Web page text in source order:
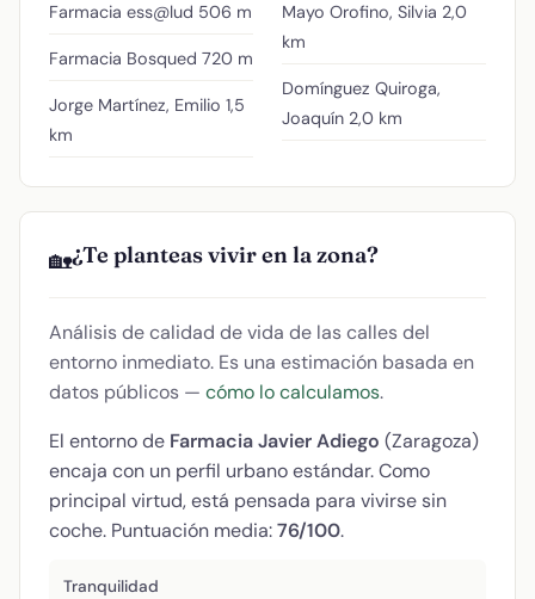
Farmacia ess@lud 506 m
Farmacia Bosqued 720 m
Jorge Martínez, Emilio 1,5
km
Mayo Orofino, Silvia 2,0
km
Domínguez Quiroga,
Joaquín 2,0 km
🏡¿Te planteas vivir en la zona?
Análisis de calidad de vida de las calles del
entorno inmediato. Es una estimación basada en
datos públicos — cómo lo calculamos.
El entorno de Farmacia Javier Adiego (Zaragoza)
encaja con un perfil urbano estándar. Como
principal virtud, está pensada para vivirse sin
coche. Puntuación media:76/100.
Tranquilidad